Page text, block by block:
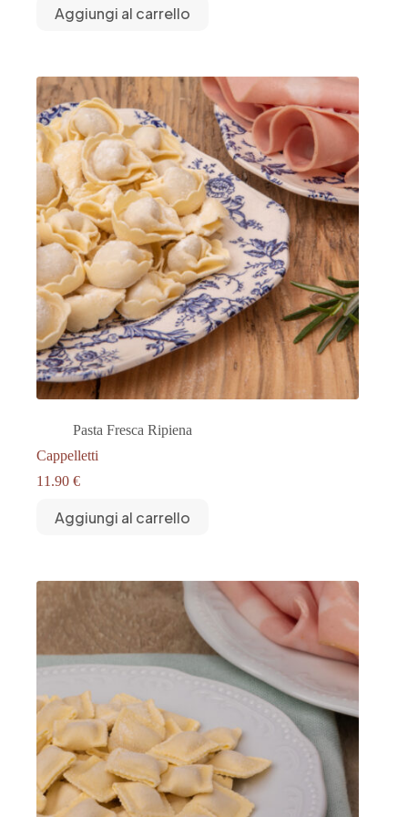
Aggiungi al carrello
Pasta Fresca Ripiena
Cappelletti
11.90 €
Aggiungi al carrello